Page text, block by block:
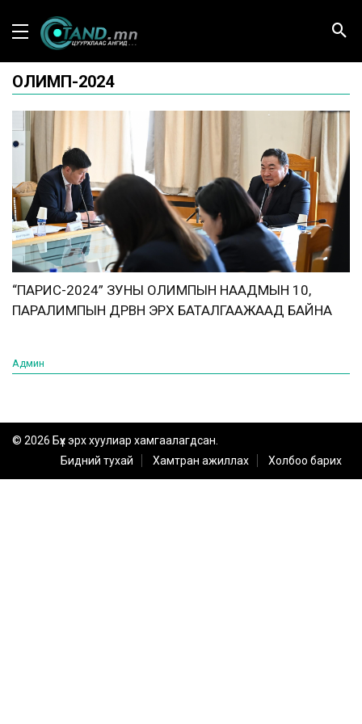
ОЛИМП-2024
“ПАРИС-2024” ЗУНЫ ОЛИМПЫН НААДМЫН 10,
ПАРАЛИМПЫН ДӨРВӨН ЭРХ БАТАЛГААЖААД БАЙНА
Админ
© 2026 Бүх эрх хуулиар хамгаалагдсан.
Бидний тухай
Хамтран ажиллах Холбоо барих